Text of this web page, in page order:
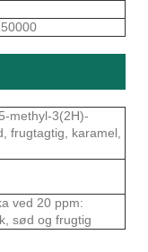
methyl-3(2H)-
frugtagtig, karamel,
ved 20 ppm:
sød og frugtig